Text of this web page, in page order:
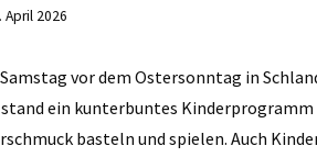
2026
vor dem Ostersonntag in
ein kunterbuntes Kinderprogramm
basteln und spielen. Auch